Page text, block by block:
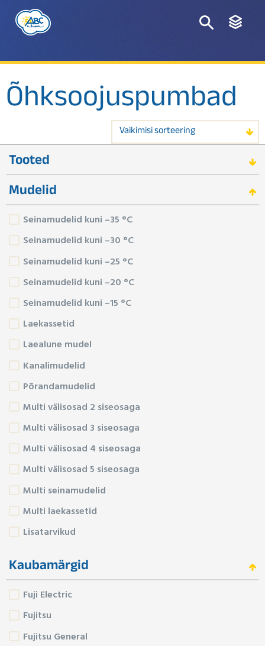
Õhksoojuspumbad
Vaikimisi sorteering
Tooted
Mudelid
Seinamudelid kuni –35 °C
Seinamudelid kuni –30 °C
Seinamudelid kuni –25 °C
Seinamudelid kuni –20 °C
Seinamudelid kuni –15 °C
Laekassetid
Laealune mudel
Kanalimudelid
Põrandamudelid
Multi välisosad 2 siseosaga
Multi välisosad 3 siseosaga
Multi välisosad 4 siseosaga
Multi välisosad 5 siseosaga
Multi seinamudelid
Multi laekassetid
Lisatarvikud
Kaubamärgid
Fuji Electric
Fujitsu
Fujitsu General